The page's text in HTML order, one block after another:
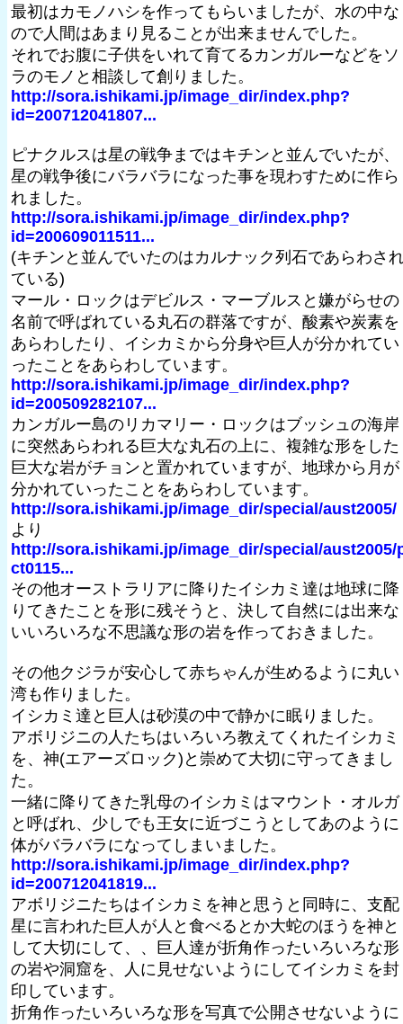
最初はカモノハシを作ってもらいましたが、水の中な
ので人間はあまり見ることが出来ませんでした。
それでお腹に子供をいれて育てるカンガルーなどをソ
ラのモノと相談して創りました。
http://sora.ishikami.jp/image_dir/index.php?
id=200712041807...
ピナクルスは星の戦争まではキチンと並んでいたが、
星の戦争後にバラバラになった事を現わすために作ら
れました。
http://sora.ishikami.jp/image_dir/index.php?
id=200609011511...
(キチンと並んでいたのはカルナック列石であらわさ
ている)
マール・ロックはデビルス・マーブルスと嫌がらせの
名前で呼ばれている丸石の群落ですが、酸素や炭素を
あらわしたり、イシカミから分身や巨人が分かれてい
ったことをあらわしています。
http://sora.ishikami.jp/image_dir/index.php?
id=200509282107...
カンガルー島のリカマリー・ロックはブッシュの海岸
に突然あらわれる巨大な丸石の上に、複雑な形をした
巨大な岩がチョンと置かれていますが、地球から月が
分かれていったことをあらわしています。
http://sora.ishikami.jp/image_dir/special/aust2005/
より
http://sora.ishikami.jp/image_dir/special/aust2005/
ct0115...
その他オーストラリアに降りたイシカミ達は地球に降
りてきたことを形に残そうと、決して自然には出来な
いいろいろな不思議な形の岩を作っておきました。
その他クジラが安心して赤ちゃんが生めるように丸い
湾も作りました。
イシカミ達と巨人は砂漠の中で静かに眠りました。
アボリジニの人たちはいろいろ教えてくれたイシカミ
を、神(エアーズロック)と崇めて大切に守ってきまし
た。
一緒に降りてきた乳母のイシカミはマウント・オルガ
と呼ばれ、少しでも王女に近づこうとしてあのように
体がバラバラになってしまいました。
http://sora.ishikami.jp/image_dir/index.php?
id=200712041819...
アボリジニたちはイシカミを神と思うと同時に、支配
星に言われた巨人が人と食べるとか大蛇のほうを神と
して大切にして、、巨人達が折角作ったいろいろな形
の岩や洞窟を、人に見せないようにしてイシカミを封
印しています。
折角作ったいろいろな形を写真で公開させないように